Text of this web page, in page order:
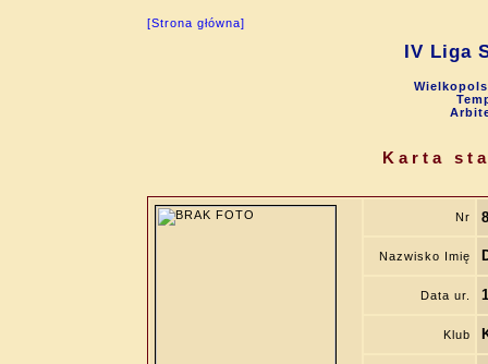
[Strona główna]
IV Liga
Karta
Nr
Nazwisko Imię
Data ur.
Klub